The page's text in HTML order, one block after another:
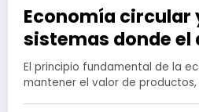
Economía circular
sistemas donde el
no exista
El principio fundamental de la
mantener el valor de